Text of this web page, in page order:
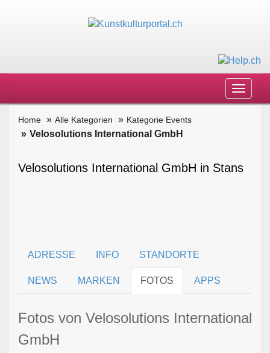
Toggle
Home Alle Kategorien Kategorie Events
Velosolutions International GmbH
Velosolutions International GmbH in Stans
ADRESSE INFO STANDORTE
NEWS MARKEN FOTOS APPS
Fotos von Velosolutions International
GmbH